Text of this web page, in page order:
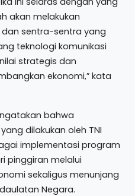
akan melakukan
sentra-sentra yang
teknologi komunikasi
strategis dan
ekonomi,” kata
bahwa
dilakukan oleh TNI
implementasi program
pinggiran melalui
sekaligus menunjang
Negara.